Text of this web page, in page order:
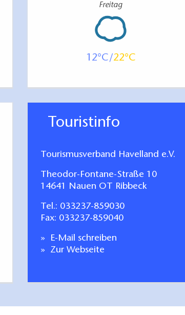
Freitag
12 22
Jetzt ansehen/bestellen
Touristinfo
Tourismusverband Havelland e.V.
Theodor-Fontane-Straße 10
14641 Nauen OT Ribbeck
Tel.: 033237-859030
Fax: 033237-859040
E-Mail schreiben
Zur Webseite